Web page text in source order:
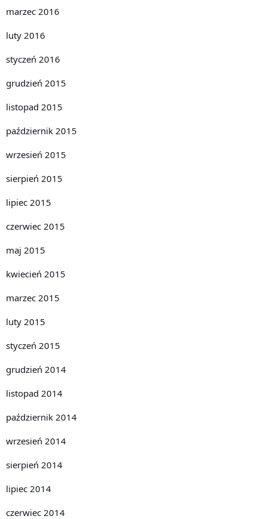
marzec 2016
luty 2016
styczeń 2016
grudzień 2015
listopad 2015
październik 2015
wrzesień 2015
sierpień 2015
lipiec 2015
czerwiec 2015
maj 2015
kwiecień 2015
marzec 2015
luty 2015
styczeń 2015
grudzień 2014
listopad 2014
październik 2014
wrzesień 2014
sierpień 2014
lipiec 2014
czerwiec 2014